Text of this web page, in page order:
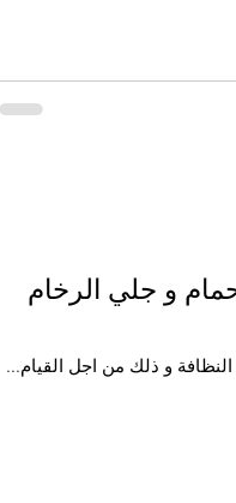
و جلي الرخام
و ذلك من اجل القيام...